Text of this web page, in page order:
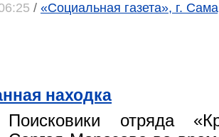
/ «Социальная газета», г.
находка
Поисковики отряда